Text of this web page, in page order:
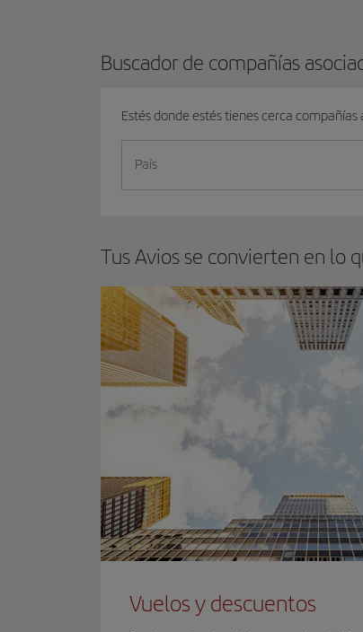
Buscador de compañías
Estés donde estés tienes cerca
País
Tus Avios se convierten en lo
Vuelos y descuentos